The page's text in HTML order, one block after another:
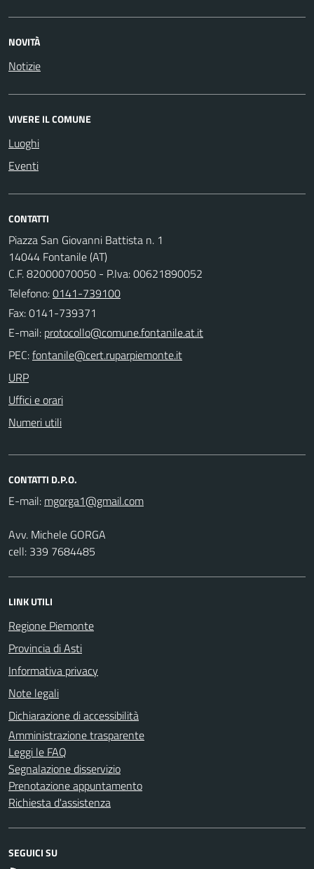
NOVITÀ
Notizie
VIVERE IL COMUNE
Luoghi
Eventi
CONTATTI
Piazza San Giovanni Battista n. 1
14044 Fontanile (AT)
C.F. 82000070050 - P.Iva: 00621890052
Telefono:0141-739100
Fax: 0141-739371
E-mail:
PEC:
URP
Uffici e orari
Numeri utili
CONTATTI D.P.O.
E-mail:
Avv. Michele GORGA
cell: 339 7684485
LINK UTILI
Regione Piemonte
Provincia di Asti
Informativa privacy
Note legali
Dichiarazione di accessibilità
Amministrazione trasparente
Leggi le FAQ
Segnalazione disservizio
Prenotazione appuntamento
Richiesta d'assistenza
SEGUICI SU